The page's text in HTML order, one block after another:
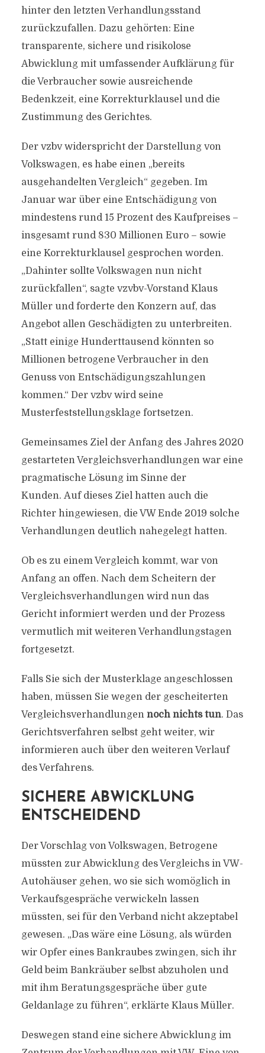
hinter den letzten Verhandlungsstand
zurückzufallen. Dazu gehörten: Eine
transparente, sichere und risikolose
Abwicklung mit umfassender Aufklärung für
die Verbraucher sowie ausreichende
Bedenkzeit, eine Korrekturklausel und die
Zustimmung des Gerichtes.
Der vzbv widerspricht der Darstellung von
Volkswagen, es habe einen „bereits
ausgehandelten Vergleich“ gegeben. Im
Januar war über eine Entschädigung von
mindestens rund 15 Prozent des Kaufpreises –
insgesamt rund 830 Millionen Euro – sowie
eine Korrekturklausel gesprochen worden.
„Dahinter sollte Volkswagen nun nicht
zurückfallen“, sagte vzvbv-Vorstand Klaus
Müller und forderte den Konzern auf, das
Angebot allen Geschädigten zu unterbreiten.
„Statt einige Hunderttausend könnten so
Millionen betrogene Verbraucher in den
Genuss von Entschädigungszahlungen
kommen.“ Der vzbv wird seine
Musterfeststellungsklage fortsetzen.
Gemeinsames Ziel der Anfang des Jahres 2020
gestarteten Vergleichsverhandlungen war eine
pragmatische Lösung im Sinne der
Kunden. Auf dieses Ziel hatten auch die
Richter hingewiesen, die VW Ende 2019 solche
Verhandlungen deutlich nahegelegt hatten.
Ob es zu einem Vergleich kommt, war von
Anfang an offen. Nach dem Scheitern der
Vergleichsverhandlungen wird nun das
Gericht informiert werden und der Prozess
vermutlich mit weiteren Verhandlungstagen
fortgesetzt.
Falls Sie sich der Musterklage angeschlossen
haben, müssen Sie wegen der gescheiterten
Vergleichsverhandlungen noch nichts tun. Das
Gerichtsverfahren selbst geht weiter, wir
informieren auch über den weiteren Verlauf
des Verfahrens.
SICHERE ABWICKLUNG
ENTSCHEIDEND
Der Vorschlag von Volkswagen, Betrogene
müssten zur Abwicklung des Vergleichs in VW-
Autohäuser gehen, wo sie sich womöglich in
Verkaufsgespräche verwickeln lassen
müssten, sei für den Verband nicht akzeptabel
gewesen. „Das wäre eine Lösung, als würden
wir Opfer eines Bankraubes zwingen, sich ihr
Geld beim Bankräuber selbst abzuholen und
mit ihm Beratungsgespräche über gute
Geldanlage zu führen“, erklärte Klaus Müller.
Deswegen stand eine sichere Abwicklung im